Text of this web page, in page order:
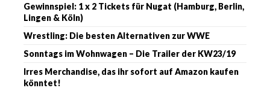
Gewinnspiel: 1 x 2 Tickets für Nugat (Hamburg, Berlin,
Lingen & Köln)
Wrestling: Die besten Alternativen zur WWE
Sonntags im Wohnwagen – Die Trailer der KW23/19
Irres Merchandise, das ihr sofort auf Amazon kaufen
könntet!